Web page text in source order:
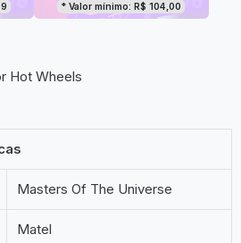
* Valor mínimo: R$ 104,00
Hot Wheels
Masters Of The Universe
Matel